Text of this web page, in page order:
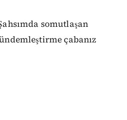
somutlaşan
çabanız